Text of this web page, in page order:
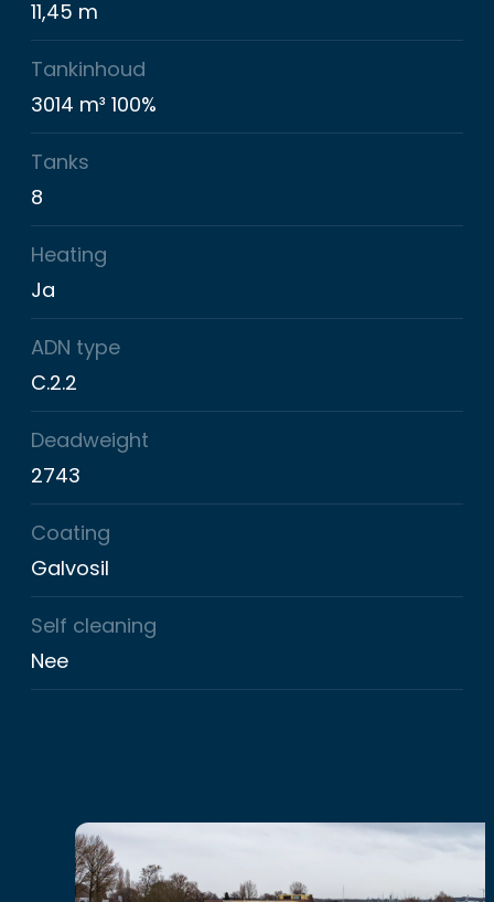
11,45 m
Tankinhoud
3014 m³ 100%
Tanks
8
Heating
Ja
ADN type
C.2.2
Deadweight
2743
Coating
Galvosil
Self cleaning
Nee